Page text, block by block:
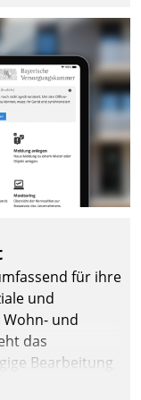
für ihre
und
und
das
Bearbeitung
das